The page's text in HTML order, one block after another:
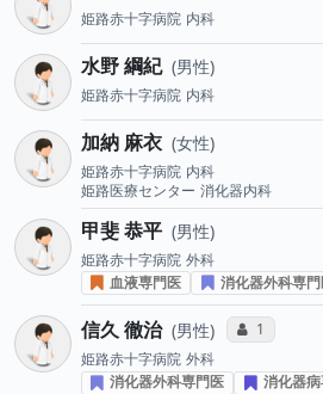
姫路赤十字病院 内科
水野 綱紀 男性
姫路赤十字病院 内科
加納 麻衣 女性
姫路赤十字病院 内科
姫路医療センター 消化器内科
甲斐 恭平 男性
姫路赤十字病院 外科
血液専門医
消化器外科専
信久 徹治 男性 コミュニケ
1
姫路赤十字病院 外科
消化器外科専門医
消化器